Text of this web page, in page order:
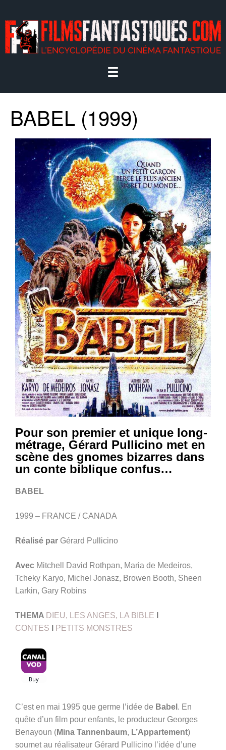
BABEL (1999)
Pour son premier et unique long-
métrage, Gérard Pullicino met en
scène des gnomes bizarres dans
un conte biblique confus…
BABEL
1999 – FRANCE / CANADA
Réalisé par Gérard Pullicino
Avec Mitchell David Rothpan, Maria de Medeiros,
Tcheky Karyo, Michel Jonasz, Browen Booth, Sheen
Larkin, Gary Robins
THEMA DIEU, LES ANGES, LA BIBLE
CONTES
PETITS MONSTRES
C’est en mai 1995 que germe l’idée de Babel . En
quête d’un film pour enfants, le producteur Georges
Benayoun (Mina Tannenbaum, L’Appartement)
soumet au réalisateur Gérard Pullicino l’idée d’une